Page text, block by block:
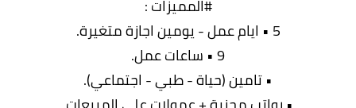
#المميزات :
5 • ايام عمل - يومين اجازة متغيرة.
9 • ساعات عمل.
• تامين (حياة - طبي - اجتماعي).